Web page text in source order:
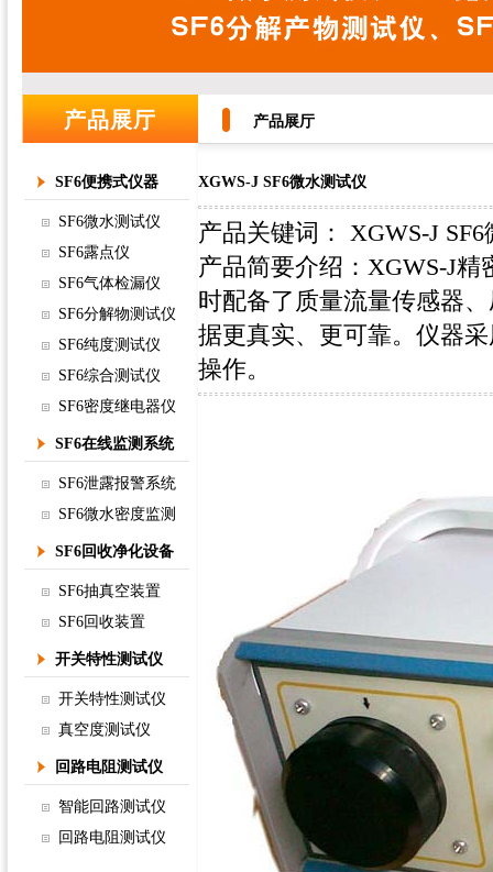
产品展厅 产品展厅
SF6便携式仪器
SF6微水测试仪
SF6露点仪
SF6气体检漏仪
SF6分解物测试仪
SF6纯度测试仪
SF6综合测试仪
SF6密度继电器仪
SF6在线监测系统
SF6泄露报警系统
SF6微水密度监测
SF6回收净化设备
SF6抽真空装置
SF6回收装置
开关特性测试仪
开关特性测试仪
真空度测试仪
回路电阻测试仪
智能回路测试仪
回路电阻测试仪
XGWS-J SF6微水测试仪
产品关键词： XGWS-J
产品简要介绍：XGWS-J
时配备了质量流量传感器
据更真实、更可靠。仪器
操作。